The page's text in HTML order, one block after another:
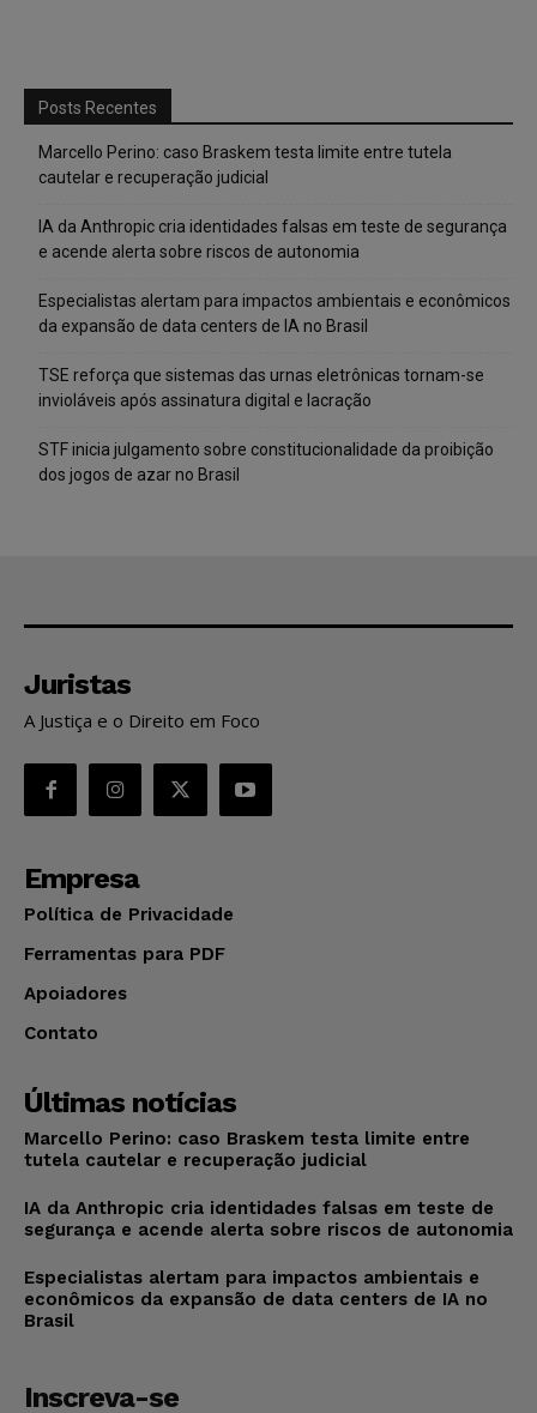
Posts Recentes
Marcello Perino: caso Braskem testa limite entre tutela
cautelar e recuperação judicial
IA da Anthropic cria identidades falsas em teste de segurança
e acende alerta sobre riscos de autonomia
Especialistas alertam para impactos ambientais e econômicos
da expansão de data centers de IA no Brasil
TSE reforça que sistemas das urnas eletrônicas tornam-se
invioláveis após assinatura digital e lacração
STF inicia julgamento sobre constitucionalidade da proibição
dos jogos de azar no Brasil
Juristas
A Justiça e o Direito em Foco
Empresa
Política de Privacidade
Ferramentas para PDF
Apoiadores
Contato
Últimas notícias
Marcello Perino: caso Braskem testa limite entre
tutela cautelar e recuperação judicial
IA da Anthropic cria identidades falsas em teste de
segurança e acende alerta sobre riscos de autonomia
Especialistas alertam para impactos ambientais e
econômicos da expansão de data centers de IA no
Brasil
Inscreva-se